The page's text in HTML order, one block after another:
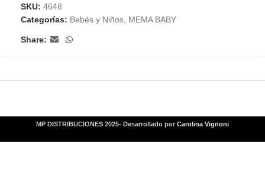
SKU: 4648
Categorías: Bebés y Niños MEMA BABY
Share:
MP DISTRIBUCIONES 2025- Desarrollado por Carolina Vignoni